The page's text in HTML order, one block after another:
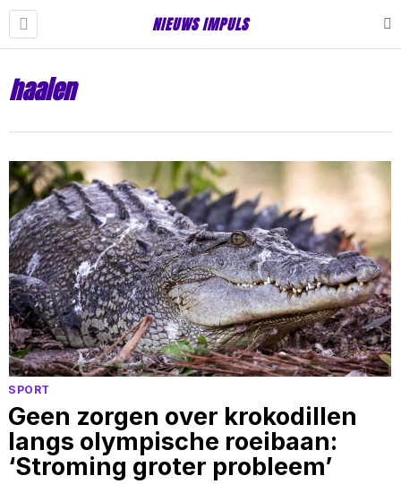
NIEUWS IMPULS
haaien
SPORT
Geen zorgen over krokodillen
langs olympische roeibaan:
‘Stroming groter probleem’